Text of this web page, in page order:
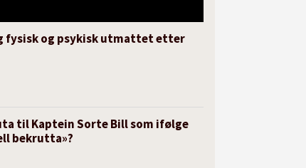
fysisk og psykisk utmattet etter
til Kaptein Sorte Bill som ifølge
bekrutta»?